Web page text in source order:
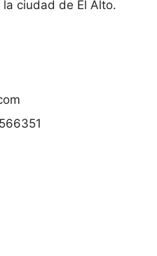
ciudad de El Alto.